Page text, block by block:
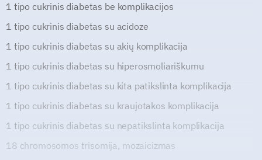
1 tipo cukrinis diabetas be komplikacijos
1 tipo cukrinis diabetas su acidoze
1 tipo cukrinis diabetas su akių komplikacija
1 tipo cukrinis diabetas su hiperosmoliariškumu
1 tipo cukrinis diabetas su kita patikslinta komplikacija
1 tipo cukrinis diabetas su kraujotakos komplikacija
1 tipo cukrinis diabetas su nepatikslinta komplikacija
18 chromosomos trisomija, mozaicizmas